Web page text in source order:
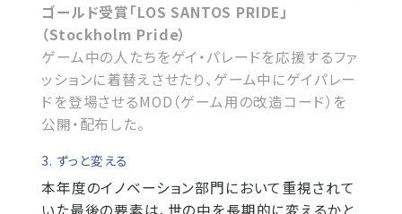
ゴールド受賞「LOS SANTOS PRIDE」
（Stockholm Pride）
ゲーム中の人たちをゲイ・パレードを応援するファ
ッションに着替えさせたり、ゲーム中にゲイパレー
ドを登場させるMOD（ゲーム用の改造コード）を
公開・配布した。
3. ずっと変える
本年度のイノベーション部門において重視されて
いた最後の要素は、世の中を長期的に変えるかと